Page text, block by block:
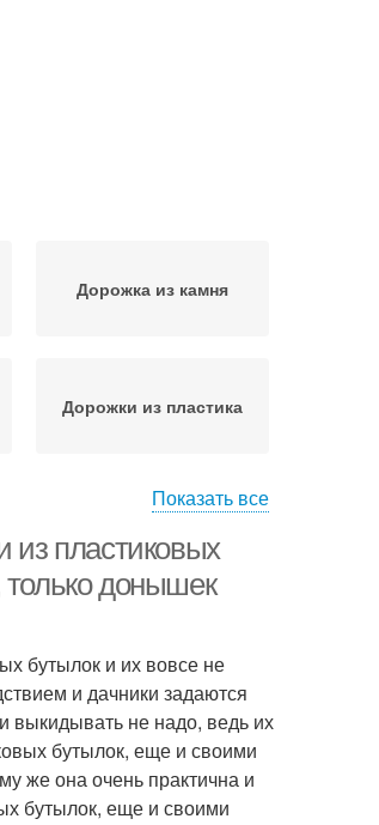
Дорожка из камня
Дорожки из пластика
Показать все
из пластиковых
донышек
бутылок и их вовсе не
и дачники задаются
выкидывать не надо, ведь их
бутылок, еще и своими
же она очень практична и
бутылок, еще и своими